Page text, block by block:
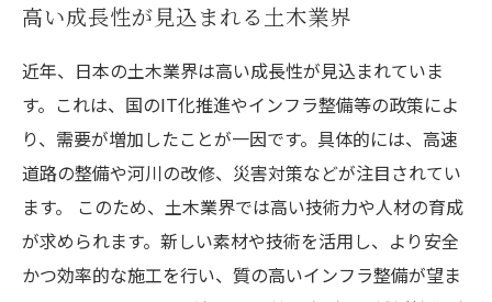
高い成長性が見込まれる土木業界
近年、日本の土木業界は高い成長性が見込まれていま
す。これは、国のIT化推進やインフラ整備等の政策によ
り、需要が増加したことが一因です。具体的には、高速
道路の整備や河川の改修、災害対策などが注目されてい
ます。 このため、土木業界では高い技術力や人材の育成
が求められます。新しい素材や技術を活用し、より安全
かつ効率的な施工を行い、質の高いインフラ整備が望ま